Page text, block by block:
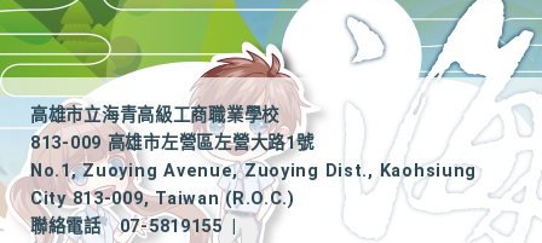
高雄市立海青高級工商職業學校
813-009 高雄市左營區左營大路1號
No.1, Zuoying Avenue, Zuoying Dist., Kaohsiung
City 813-009, Taiwan (R.O.C.)
聯絡電話
07-5819155
|